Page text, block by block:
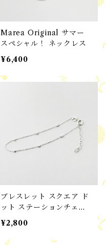
Marea Original サマー
スペシャル！ ネックレス
¥6,400
ブレスレット スクエア ド
ット ステーションチェー
ン
¥2,800